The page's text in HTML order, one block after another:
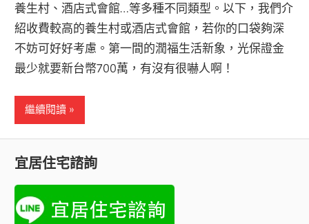
養生村、酒店式會館…等多種不同類型。以下，我們介
紹收費較高的養生村或酒店式會館，若你的口袋夠深
不妨可好好考慮。第一間的潤福生活新象，光保證金
最少就要新台幣700萬，有沒有很嚇人啊！
繼續閱讀
宜居住宅諮詢